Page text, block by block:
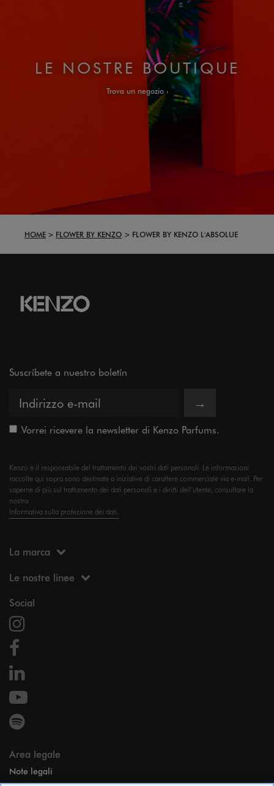
LE NOSTRE BOUTIQUE
Trova un negozio
HOME FLOWER BY KENZO FLOWER BY KENZO L'ABSOLUE
Suscríbete a nuestro boletín
→
Vorrei ricevere la newsletter di Kenzo Parfums.
Kenzo è il responsabile del trattamento dei vostri dati personali. Le informazioni
raccolte qui sopra sono destinate a iniziative di carattere commerciale via e-mail. Per
saperne di più sul trattamento dei dati personali e i diritti dell’utente, consultare la
nostra
Informativa sulla protezione dei dati.
La marca
Le nostre linee
Social
Area legale
Note legali